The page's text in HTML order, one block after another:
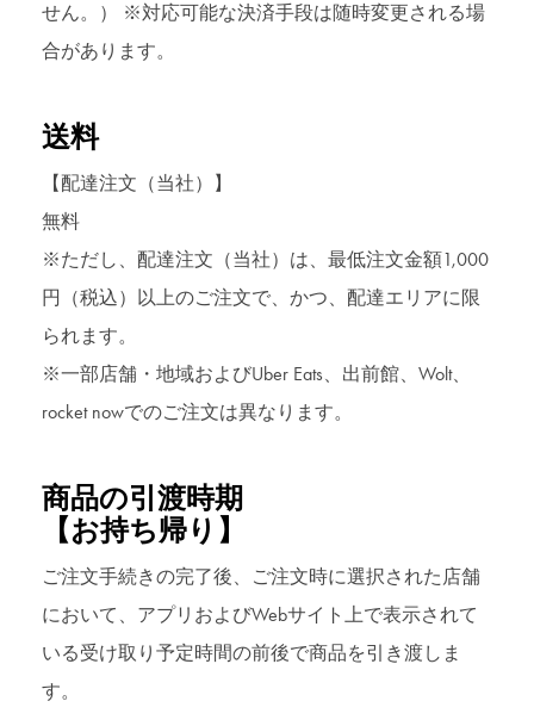
せん。） ※対応可能な決済手段は随時変更される場
合があります。
送料
【配達注文（当社）】
無料
※ただし、配達注文（当社）は、最低注文金額1,000
円（税込）以上のご注文で、かつ、配達エリアに限
られます。
※一部店舗・地域およびUber Eats、出前館、Wolt、
rocket nowでのご注文は異なります。
商品の引渡時期
【お持ち帰り】
ご注文手続きの完了後、ご注文時に選択された店舗
において、アプリおよびWebサイト上で表示されて
いる受け取り予定時間の前後で商品を引き渡しま
す。